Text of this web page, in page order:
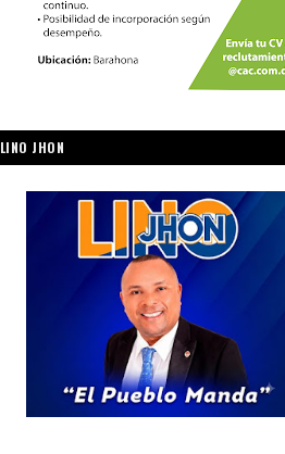
LINO JHON